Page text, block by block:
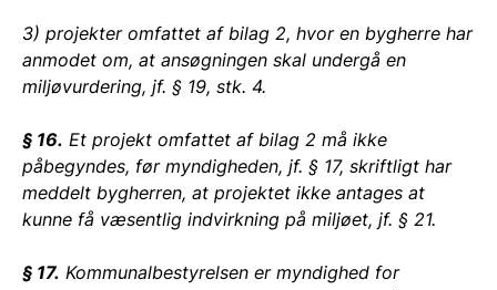
3) projekter omfattet af bilag 2, hvor en bygherre har
anmodet om, at ansøgningen skal undergå en
miljøvurdering, jf. § 19, stk. 4.
§ 16. Et projekt omfattet af bilag 2 må ikke
påbegyndes, før myndigheden, jf. § 17, skriftligt har
meddelt bygherren, at projektet ikke antages at
kunne få væsentlig indvirkning på miljøet, jf. § 21.
§ 17. Kommunalbestyrelsen er myndighed for